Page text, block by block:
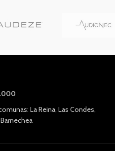
La Reina, Las Condes,